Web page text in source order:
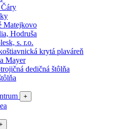
Matejkovo
Hodruša
s. r.o.
krytá plaváreň
Mayer
dedičná štôlňa
+